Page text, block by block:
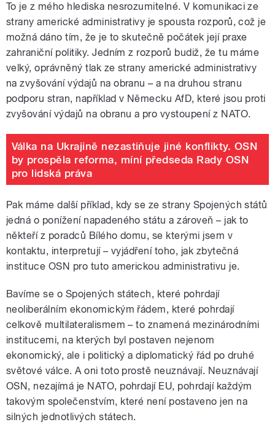
To je z mého hlediska nesrozumitelné. V komunikaci ze
strany americké administrativy je spousta rozporů, což je
možná dáno tím, že je to skutečně počátek její praxe
zahraniční politiky. Jedním z rozporů budiž, že tu máme
velký, oprávněný tlak ze strany americké administrativy
na zvyšování výdajů na obranu – a na druhou stranu
podporu stran, například v Německu AfD, které jsou proti
zvyšování výdajů na obranu a pro vystoupení z NATO.
Válka na Ukrajině nezastiňuje jiné konflikty. OSN
by prospěla reforma, míní předseda Rady OSN
pro lidská práva
Pak máme další příklad, kdy se ze strany Spojených států
jedná o ponížení napadeného státu a zároveň – jak to
někteří z poradců Bílého domu, se kterými jsem v
kontaktu, interpretují – vyjádření toho, jak zbytečná
instituce OSN pro tuto americkou administrativu je.
Bavíme se o Spojených státech, které pohrdají
neoliberálním ekonomickým řádem, které pohrdají
celkově multilateralismem – to znamená mezinárodními
institucemi, na kterých byl postaven nejenom
ekonomický, ale i politický a diplomatický řád po druhé
světové válce. A oni toto prostě neuznávají. Neuznávají
OSN, nezajímá je NATO, pohrdají EU, pohrdají každým
takovým společenstvím, které není postaveno jen na
silných jednotlivých státech.